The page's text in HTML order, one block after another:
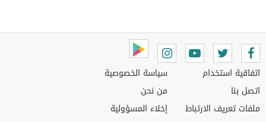
اتفاقية استخدام
اتصل بنا
ملفات تعريف الارتباط
سياسة الخصوصية
من نحن
إخلاء المسؤولية